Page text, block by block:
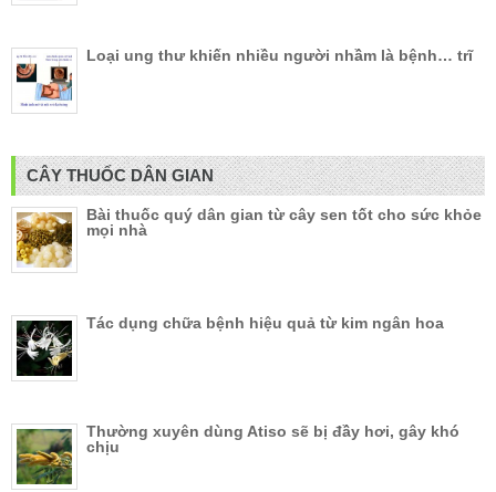
Loại ung thư khiến nhiều người nhầm là bệnh… trĩ
CÂY THUỐC DÂN GIAN
Bài thuốc quý dân gian từ cây sen tốt cho sức khỏe
mọi nhà
Tác dụng chữa bệnh hiệu quả từ kim ngân hoa
Thường xuyên dùng Atiso sẽ bị đầy hơi, gây khó
chịu